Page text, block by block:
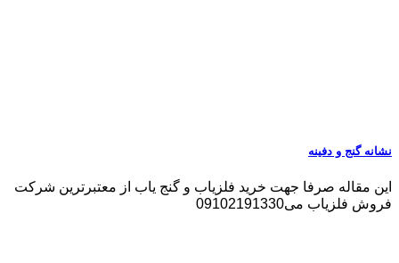
نشانه گنج و دفینه
این مقاله صرفا جهت خرید فلزیاب و گنج یاب از معتبرترین شرکت
فروش فلزیاب می09102191330